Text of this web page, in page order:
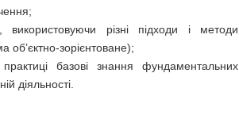
використовуючи різні підходи і методи
зорієнтоване);
базові знання фундаментальних
діяльності.